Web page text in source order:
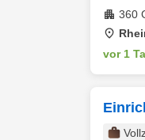
360
vor 1